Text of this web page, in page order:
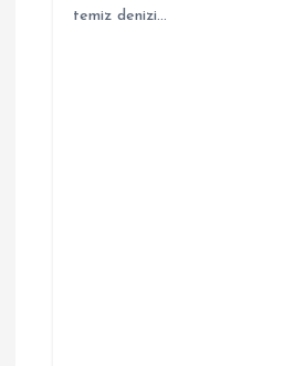
temiz denizi…